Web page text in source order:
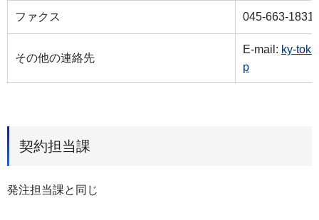
ファクス 045-663-1831
その他の連絡先
E-mail: ky-
p
契約担当課
発注担当課と同じ